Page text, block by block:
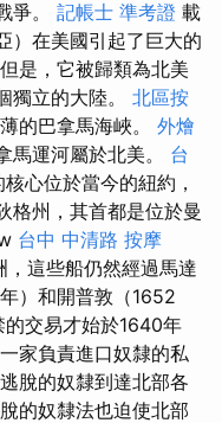
爭。 記帳士 準考證 載
）在美國引起了巨大的
是，它被歸類為北美
獨立的大陸。 北區按
的巴拿馬海峽。 外燴
馬運河屬於北美。 台
心位於當今的紐約，
格州，其首都是位於曼
台中 中清路 按摩
這些船仍然經過馬達
）和開普敦（1652
的交易才始於1640年
家負責進口奴隸的私
脫的奴隸到達北部各
的奴隸法也迫使北部